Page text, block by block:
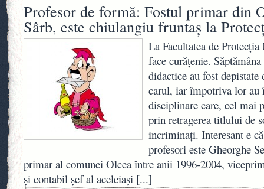
Profesor de formă: Fostul primar din
Sârb, este chiulangiu fruntaş la
La Facultatea de
face curăţenie.
didactice au fost depistate
carul, iar împotriva lor au
disciplinare care, cel mai
prin retragerea titlului de
incriminaţi. Interesant e
profesori este Gheorghe
primar al comunei Olcea între anii 1996-2004,
şi contabil şef al aceleiaşi [...]